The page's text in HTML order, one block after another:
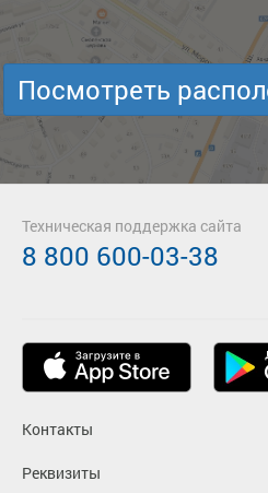
Посмотреть
Контакты
Реквизиты
Техническая поддержка сайта
8 800 600-03-38